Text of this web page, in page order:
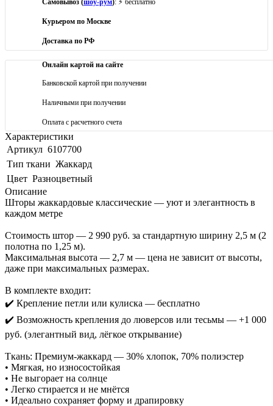
Самовывоз (шоу-рум): ⚡ бесплатно
Курьером по Москве
Доставка по РФ
Онлайн картой на сайте
Банковской картой при получении
Наличными при получении
Оплата с расчетного счета
Характеристики
Артикул 6107700
Тип ткани Жаккард
Цвет Разноцветный
Описание
Шторы жаккардовые классические — уют и элегантность в
каждом метре
Стоимость штор — 2 990 руб. за стандартную ширину 2,5 м (2
полотна по 1,25 м).
Максимальная высота — 2,7 м — цена не зависит от высоты,
даже при максимальных размерах.
В комплекте входит:
✔️ Крепление петли или кулиска — бесплатно
✔️ Возможность крепления до люверсов или тесьмы — +1 000
руб. (элегантный вид, лёгкое открывание)
Ткань: Премиум-жаккард — 30% хлопок, 70% полиэстер
• Мягкая, но износостойкая
• Не выгорает на солнце
• Легко стирается и не мнётся
• Идеально сохраняет форму и драпировку